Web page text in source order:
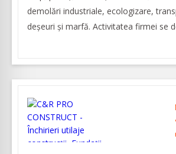
demolări industriale, ecologizare,
deșeuri şi marfă. Activitatea firmei se